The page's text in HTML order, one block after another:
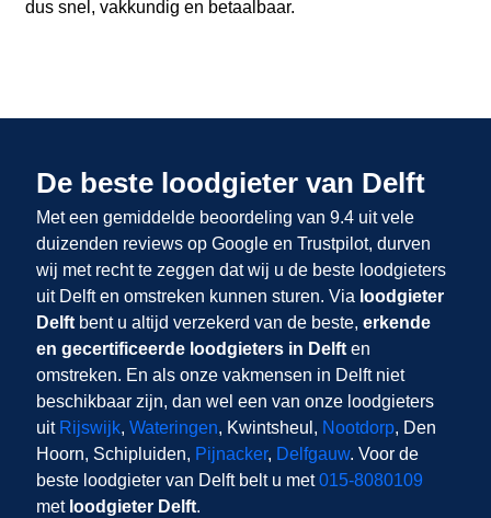
dus snel, vakkundig en betaalbaar.
De beste loodgieter van Delft
Met een gemiddelde beoordeling van 9.4 uit vele
duizenden reviews op Google en Trustpilot, durven
wij met recht te zeggen dat wij u de beste loodgieters
uit Delft en omstreken kunnen sturen. Via loodgieter
Delftbent u altijd verzekerd van de beste, erkende
en gecertificeerde loodgieters in Delften
omstreken. En als onze vakmensen in Delft niet
beschikbaar zijn, dan wel een van onze loodgieters
uit Rijswijk, Wateringen, Kwintsheul, Nootdorp, Den
Hoorn, Schipluiden, Pijnacker, Delfgauw. Voor de
beste loodgieter van Delft belt u met015-8080109
met loodgieter Delft.